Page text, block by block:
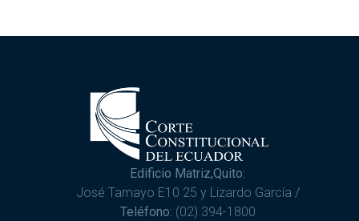
Edificio Matriz,Quito:
José Tamayo E10 25 y Lizardo García /
Teléfono: (02) 394-1800